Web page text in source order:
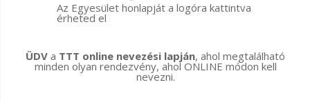
Az Egyesület honlapját a logóra kattintva
érheted el
ÜDV a TTT online nevezési lapján, ahol megtalálható
minden olyan rendezvény, ahol ONLINE módon kell
nevezni.